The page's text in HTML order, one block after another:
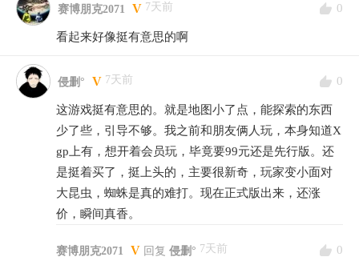
赛博朋克2071 V 7天前 0
看起来好像挺有意思的啊
侵删° V 7天前 0
这游戏挺有意思的。就是地图小了点，能探索的东西
少了些，引导不够。我之前和朋友俩人玩，本身知道X
gp上有，想开着会员玩，毕竟要99元还是先行版。还
是挺着买了，挺上头的，主要很新奇，玩家变小面对
大昆虫，蜘蛛是真的难打。现在正式版出来，还涨
价，瞬间真香。
赛博朋克2071 V 回复 侵删° 7天前 0